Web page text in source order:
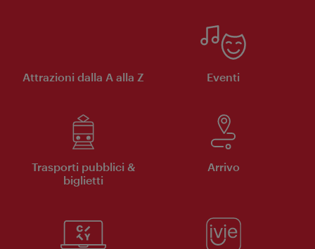
Attrazioni dalla A alla Z Eventi
Trasporti pubblici &
biglietti
Arrivo